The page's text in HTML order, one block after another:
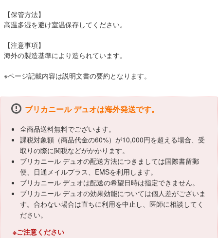
【保管方法】
高温多湿を避け室温保存してください。
【注意事項】
海外の製造基準により造られています。
※ページ記載内容は説明文書の要約となります。
ブリカニール デュオは海外発送です。
全商品送料無料でございます。
課税対象額（商品代金の60%）が10,000円を超える場合、受
取りの際に関税などがかかります。
ブリカニール デュオの配送方法につきましては国際書留郵
便、日通メイルプラス、EMSを利用します。
ブリカニール デュオは配送の希望日時は指定できません。
ブリカニール デュオの効果効能については個人差がございま
す。合わない場合は直ちに利用を中止し、医師に相談してく
ださい。
※ご注意ください